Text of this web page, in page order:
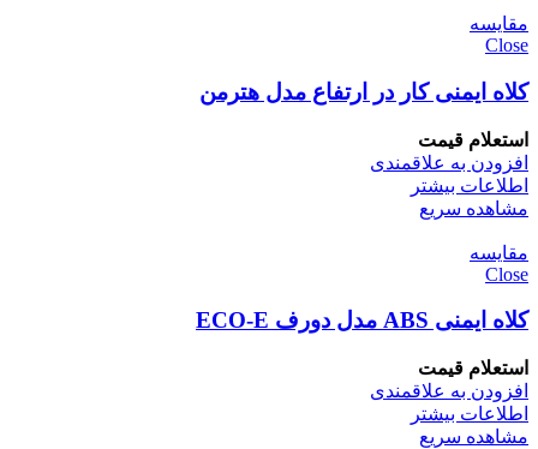
مقایسه
Close
کلاه ایمنی کار در ارتفاع مدل هترمن
استعلام قیمت
افزودن به علاقمندی
اطلاعات بیشتر
مشاهده سریع
مقایسه
Close
کلاه ایمنی ABS مدل دورف ECO-E
استعلام قیمت
افزودن به علاقمندی
اطلاعات بیشتر
مشاهده سریع